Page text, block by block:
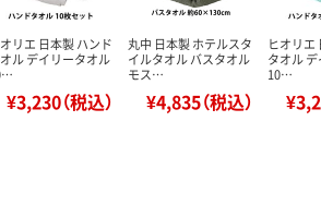
リエ 日本製 ハンド
ル デイリータオル
¥3,230（税込）
丸中 日本製 ホテルスタ
イルタオル バスタオル
モス…
¥4,835（税込）
ヒオリエ
タオル
10…